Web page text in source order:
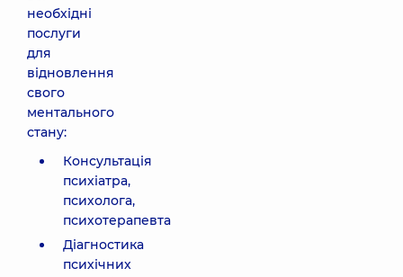
необхідні
послуги
для
відновлення
свого
ментального
стану:
Консультація
психіатра,
психолога,
психотерапевта
Діагностика
психічних